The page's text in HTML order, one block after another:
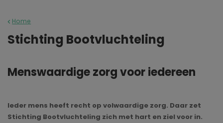
Home
Stichting Bootvluchteling
Menswaardige zorg voor iedereen
Ieder mens heeft recht op volwaardige zorg. Daar zet
Stichting Bootvluchteling zich met hart en ziel voor in.